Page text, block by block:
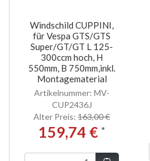
Windschild CUPPINI,
für Vespa GTS/GTS
Super/GT/GT L 125-
300ccm hoch, H
550mm, B 750mm,inkl.
Montagematerial
Artikelnummer: MV-
CUP2436J
Alter Preis: 163,00 €
159,74 € *